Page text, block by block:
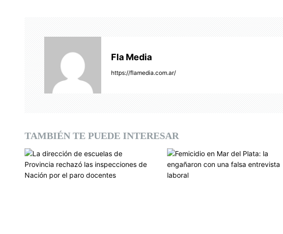
e
e
Fla Media
https://flamedia.com.ar/
TAMBIÉN TE PUEDE INTERESAR